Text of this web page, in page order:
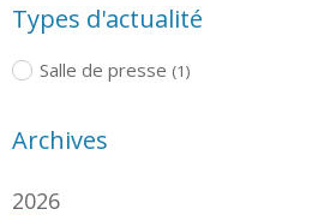
Types d'actualité
Salle de presse (1)
Archives
2026